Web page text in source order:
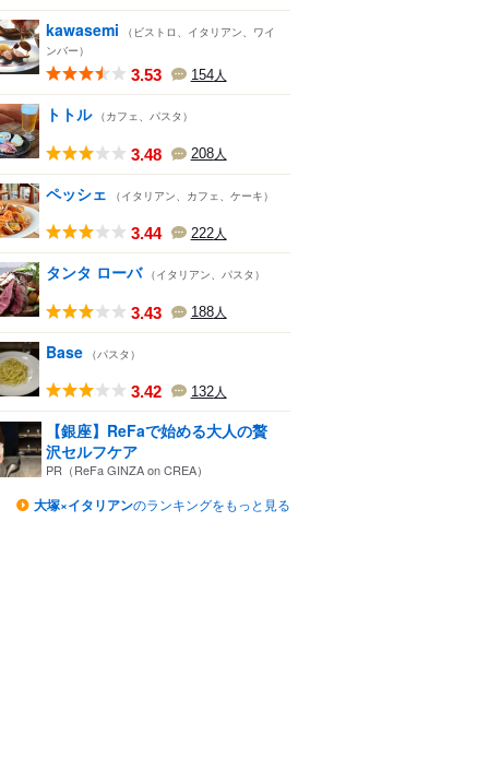
kawasemi
（ビストロ、イタリアン、ワイ
ンバー）
3.53 154人
トトル （カフェ、パスタ）
3.48 208人
ペッシェ （イタリアン、カフェ、ケーキ）
3.44 222人
タンタ ローバ （イタリアン、パスタ）
3.43 188人
Base （パスタ）
3.42 132人
【銀座】ReFaで始める大人の贅
沢セルフケア
PR（ReFa GINZA on CREA）
大塚×イタリアンのランキングをもっと見る